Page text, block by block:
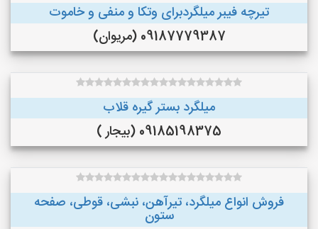
تیرچه فیبر میلگردبرای وتکا و منفی و خاموت
09187779387 (مریوان)
میلگرد بستر گیره قلاب
09185198375 (بیجار )
فروش انواع میلگرد، تیرآهن، نبشی، قوطی، صفحه
ستون